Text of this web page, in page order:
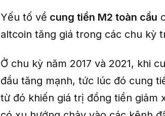
Yếu tố về cung tiền M2 toàn cầu
altcoin tăng giá trong các chu kỳ
Ở chu kỳ năm 2017 và 2021, khi
đầu tăng mạnh, tức lúc đó cung
từ đó khiến giá trị đồng tiền giảm